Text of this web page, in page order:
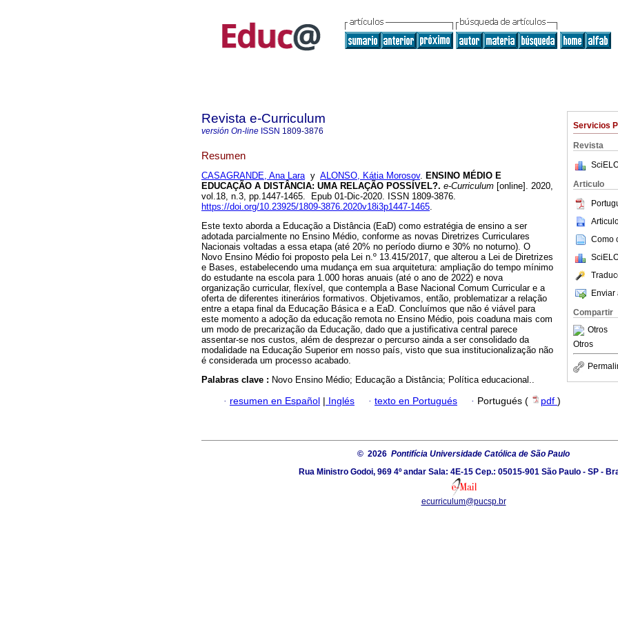
Servicios
Revista
Articulo
Como
Enviar
Compartir
Otros
Otros
Revista e-Curriculum
versión On-line ISSN 1809-3876
Resumen
CASAGRANDE, Ana Laray ALONSO, Kátia Morosov. ENSINO MÉDIO E
EDUCAÇÃO A DISTÂNCIA: UMA RELAÇÃO POSSÍVEL?. e-Curriculum [online]. 2020,
vol.18, n.3, pp.1447-1465. Epub 01-Dic-2020. ISSN 1809-3876.
https://doi.org/10.23925/1809-3876.2020v18i3p1447-1465.
Este texto aborda a Educação a Distância (EaD) como estratégia de ensino a ser
adotada parcialmente no Ensino Médio, conforme as novas Diretrizes Curriculares
Nacionais voltadas a essa etapa (até 20% no período diurno e 30% no noturno). O
Novo Ensino Médio foi proposto pela Lei n.º 13.415/2017, que alterou a Lei de Diretrizes
e Bases, estabelecendo uma mudança em sua arquitetura: ampliação do tempo mínimo
do estudante na escola para 1.000 horas anuais (até o ano de 2022) e nova
organização curricular, flexível, que contempla a Base Nacional Comum Curricular e a
oferta de diferentes itinerários formativos. Objetivamos, então, problematizar a relação
entre a etapa final da Educação Básica e a EaD. Concluímos que não é viável para
este momento a adoção da educação remota no Ensino Médio, pois coaduna mais com
um modo de precarização da Educação, dado que a justificativa central parece
assentar-se nos custos, além de desprezar o percurso ainda a ser consolidado da
modalidade na Educação Superior em nosso país, visto que sua institucionalização não
é considerada um processo acabado.
Palabras clave : Novo Ensino Médio; Educação a Distância; Política educacional..
· resumen en Español | Inglés · texto en Portugués · Portugués ( pdf )
© 2026 Pontifícia Universidade Católica de São Paulo
Rua Ministro Godoi, 969 4º andar Sala: 4E-15 Cep.: 05015-901 São Paulo - SP -
ecurriculum@pucsp.br